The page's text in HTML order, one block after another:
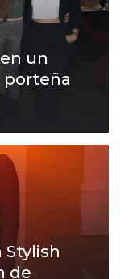
un
porteña
Stylish
de